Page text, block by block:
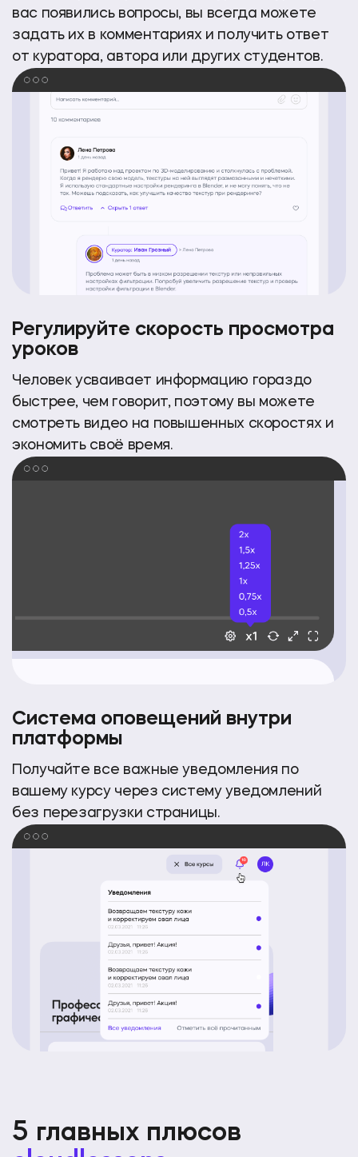
вас появились вопросы, вы всегда можете
задатьих в комментариях и получить ответ
от куратора, автора или других студентов.
Регулируйте скорость просмотра
уроков
Человек усваивает информацию гораздо
быстрее, чем говорит, поэтому вы можете
смотреть видео на повышенных скоростяхи
экономить своё время.
Система оповещений внутри
платформы
Получайте все важные уведомления по
вашему курсу через систему уведомлений
без перезагрузки страницы.
5 главных плюсов